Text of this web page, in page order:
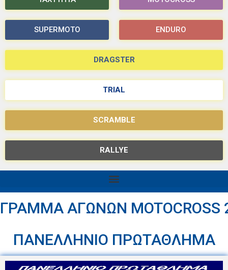
SUPERMOTO ENDURO
DRAGSTER
TRIAL
SCRAMBLE
RALLYE
ΑΓΩΝΩΝ MOTOCROSS
ΠΑΝΕΛΛΗΝΙΟ ΠΡΩΤΑΘΛΗΜΑ